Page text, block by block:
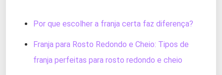
Por que escolher a franja certa faz diferença?
Franja para Rosto Redondo e Cheio: Tipos de
franja perfeitas para rosto redondo e cheio